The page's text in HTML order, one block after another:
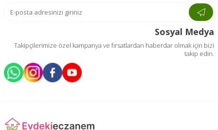
Sosyal Medya
Takipçilerimize özel kampanya ve fırsatlardan haberdar olmak için bizi
takip edin.